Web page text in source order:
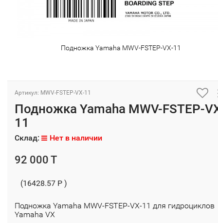
Подножка Yamaha MWV-FSTEP-VX-11
Артикул: MWV-FSTEP-VX-11
Подножка Yamaha MWV-FSTEP-
11
Склад: Нет в наличии
92 000 T
(16428.57 P )
Подножка Yamaha MWV-FSTEP-VX-11 для гидроциклов
Yamaha VX